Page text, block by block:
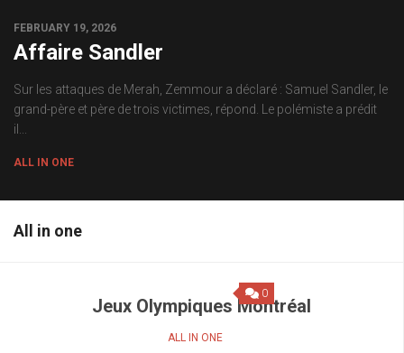
FEBRUARY 19, 2026
Affaire Sandler
Sur les attaques de Merah, Zemmour a déclaré : Samuel Sandler, le
grand-père et père de trois victimes, répond. Le polémiste a prédit
il...
ALL IN ONE
All in one
0
Jeux Olympiques Montréal
ALL IN ONE